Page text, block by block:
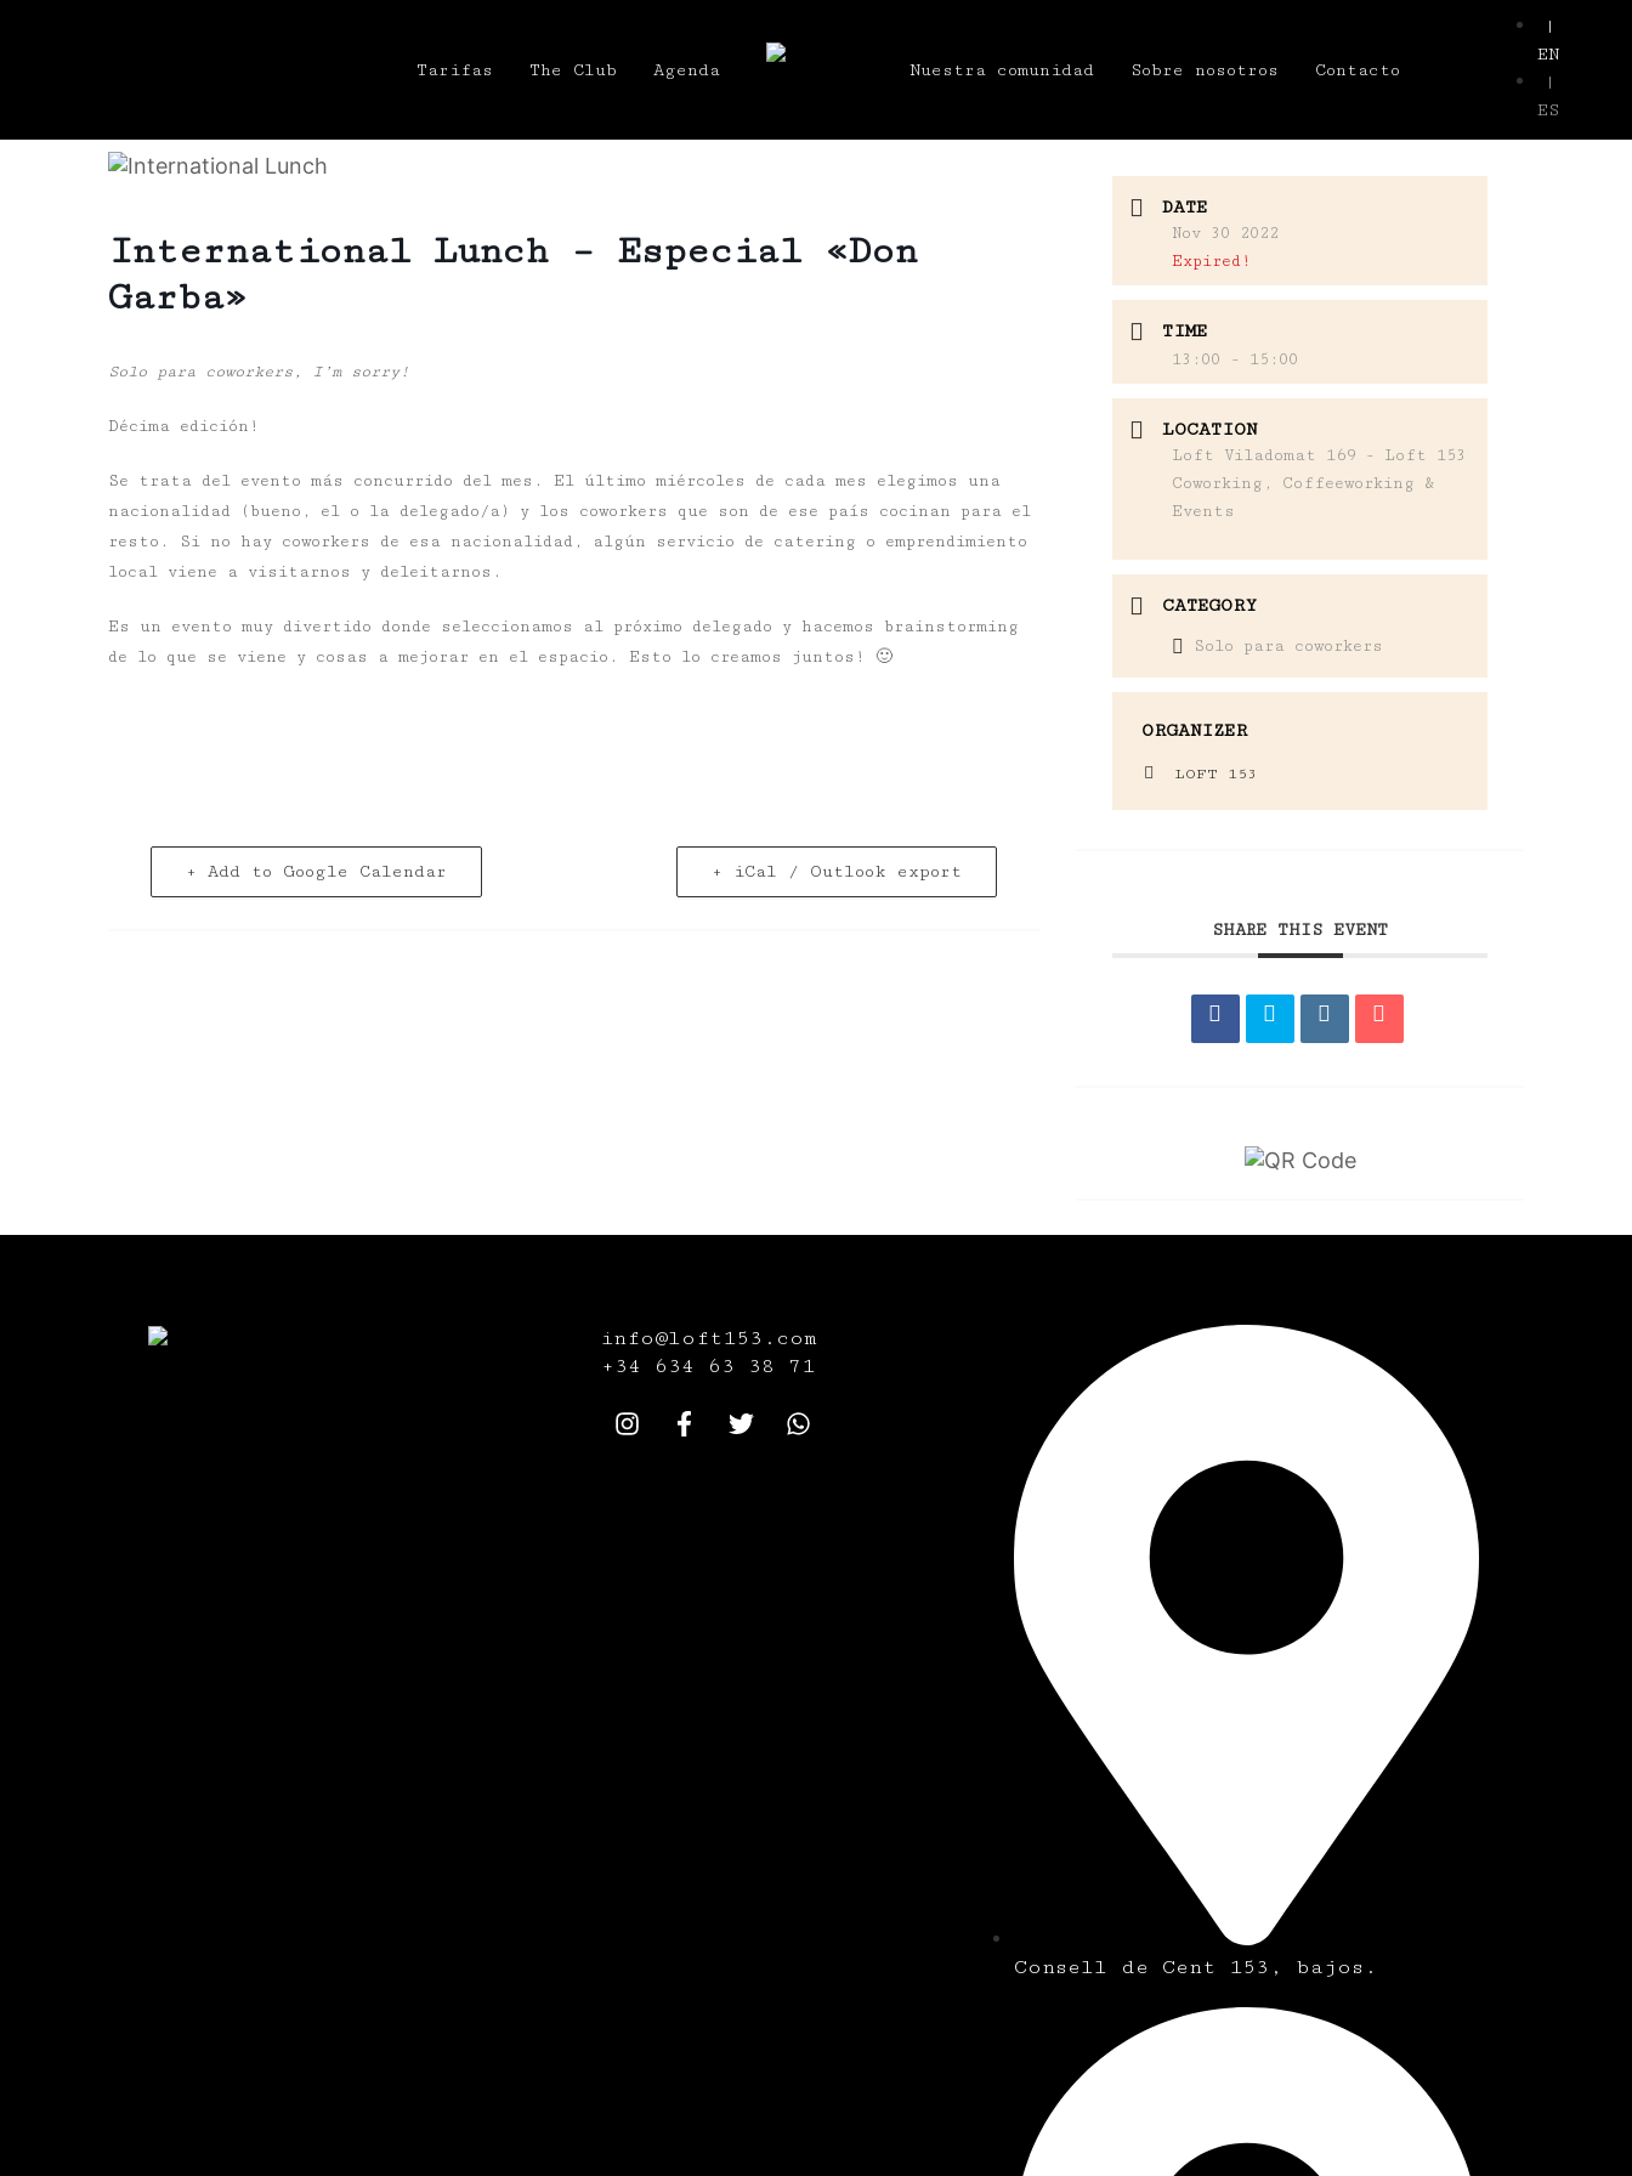
Tarifas The Club Agenda Nuestra comunidad Sobre nosotros Contacto
|
EN
|
ES
International Lunch – Especial «Don
Garba»
Solo para coworkers, I’m sorry!
Décima edición!
Se trata del evento más concurrido del mes. El último miércoles de cada mes elegimos una
nacionalidad (bueno, el o la delegado/a) y los coworkers que son de ese país cocinan para el
resto. Si no hay coworkers de esa nacionalidad, algún servicio de catering o emprendimiento
local viene a visitarnos y deleitarnos.
Es un evento muy divertido donde seleccionamos al próximo delegado y hacemos brainstorming
de lo que se viene y cosas a mejorar en el espacio. Esto lo creamos juntos! 🙂
+ Add to Google Calendar + iCal / Outlook export
DATE
Nov 30 2022
Expired!
TIME
13:00 - 15:00
LOCATION
Loft Viladomat 169 - Loft 153
Coworking, Coffeeworking &
Events
CATEGORY
Solo para coworkers
ORGANIZER
LOFT 153
SHARE THIS EVENT
info@loft153.com
+34 634 63 38 71
Consell de Cent 153, bajos.